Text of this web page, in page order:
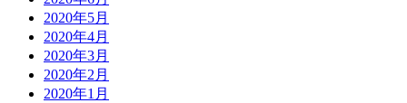
2020年5月
2020年4月
2020年3月
2020年2月
2020年1月